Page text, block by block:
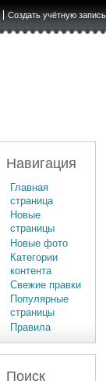
Создать учётную запись
Навигация
Главная
страница
Новые
страницы
Новые фото
Категории
контента
Свежие правки
Популярные
страницы
Правила
Поиск